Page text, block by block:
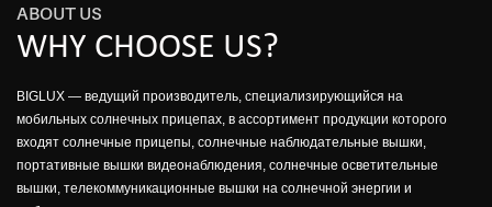
ABOUT US
WHY CHOOSE US?
BIGLUX — ведущий производитель, специализирующийся на
мобильных солнечных прицепах, в ассортимент продукции которого
входят солнечные прицепы, солнечные наблюдательные вышки,
портативные вышки видеонаблюдения, солнечные осветительные
вышки, телекоммуникационные вышки на солнечной энергии и